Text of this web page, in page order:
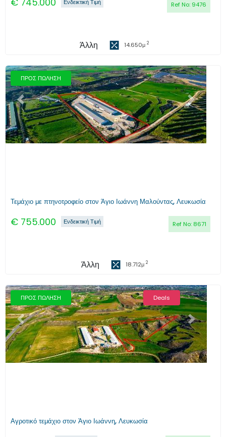
Ref No: 9476
Ενδεικτική Τιμή
Άλλη 14.650μ 2
ΠΡΟΣ ΠΩΛΗΣΗ
Προηγούμενο Επόμενο
Τεμάχιο με πτηνοτροφείο στον Άγιο Ιωάννη Μαλούντας, Λευκωσία
€ 755.000 Ref No: 8671
Ενδεικτική Τιμή
Άλλη 18.712μ 2
ΠΡΟΣ ΠΩΛΗΣΗ Deals
Προηγούμενο Επόμενο
Αγροτικό τεμάχιο στον Άγιο Ιωάννη, Λευκωσία